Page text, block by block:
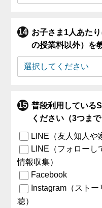
お子さま1人あた
の授業料以外）を
普段利用している
ください（3つまで
LINE（友人知人や
LINE（フォローし
情報収集）
Facebook
Instagram（スト
聴）